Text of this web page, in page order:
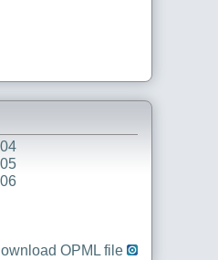
OPML file